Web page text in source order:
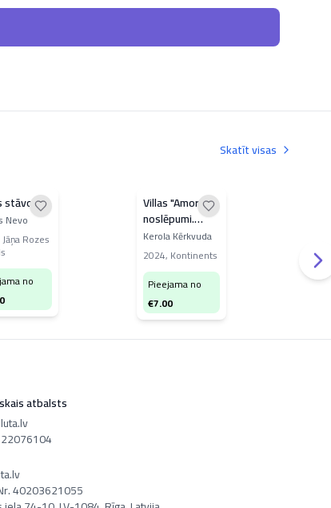
Skatīt visas
stāvos
Nevo
Jāņa Rozes
no
Villas "Amore"
noslēpumi.
Mīlestības vīns
Kerola Kērkvuda
2024, Kontinents
Pieejama no
€7.00
atbalsts
40203621055